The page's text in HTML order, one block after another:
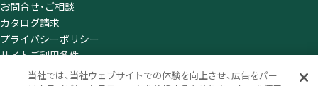
お問合せ・ご相談
カタログ請求
プライバシーポリシー
サイトご利用条件
当社では、当社ウェブサイトでの体験を向上させ、広告をパー